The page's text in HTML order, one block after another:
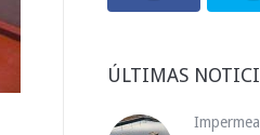
ÚLTIMAS